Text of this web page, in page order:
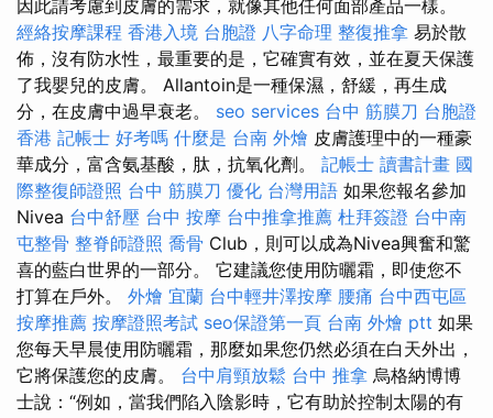
因此請考慮到皮膚的需求，就像其他任何面部產品一樣。
經絡按摩課程 香港入境 台胞證 八字命理 整復推拿 易於散
佈，沒有防水性，最重要的是，它確實有效，並在夏天保護
了我嬰兒的皮膚。 Allantoin是一種保濕，舒緩，再生成
分，在皮膚中過早衰老。 seo services 台中 筋膜刀 台胞證
香港 記帳士 好考嗎 什麼是 台南 外燴 皮膚護理中的一種豪
華成分，富含氨基酸，肽，抗氧化劑。 記帳士 讀書計畫 國
際整復師證照 台中 筋膜刀 優化 台灣用語 如果您報名參加
Nivea 台中舒壓 台中 按摩 台中推拿推薦 杜拜簽證 台中南
屯整骨 整脊師證照 喬骨 Club，則可以成為Nivea興奮和驚
喜的藍白世界的一部分。 它建議您使用防曬霜，即使您不
打算在戶外。 外燴 宜蘭 台中輕井澤按摩 腰痛 台中西屯區
按摩推薦 按摩證照考試 seo保證第一頁 台南 外燴 ptt 如果
您每天早晨使用防曬霜，那麼如果您仍然必須在白天外出，
它將保護您的皮膚。 台中肩頸放鬆 台中 推拿 烏格納博博
士說：“例如，當我們陷入陰影時，它有助於控制太陽的有